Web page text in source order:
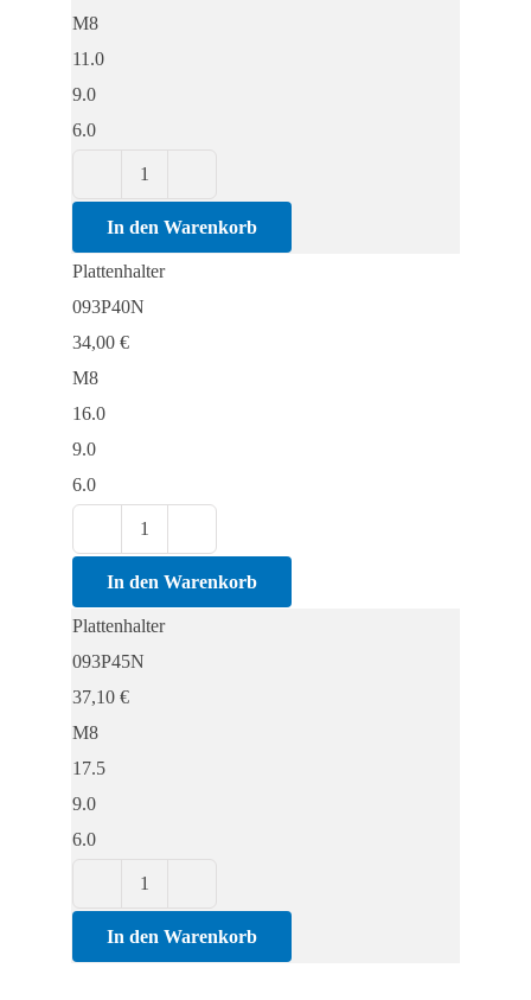
M8
11.0
9.0
6.0
Menge
In den Warenkorb
Plattenhalter
093P40N
34,00 €
M8
16.0
9.0
6.0
Menge
In den Warenkorb
Plattenhalter
093P45N
37,10 €
M8
17.5
9.0
6.0
Menge
In den Warenkorb